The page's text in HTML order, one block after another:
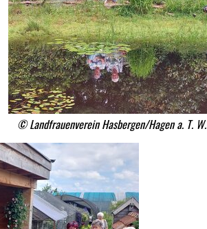
© Landfrauenverein Hasbergen/Hagen a. T. W.